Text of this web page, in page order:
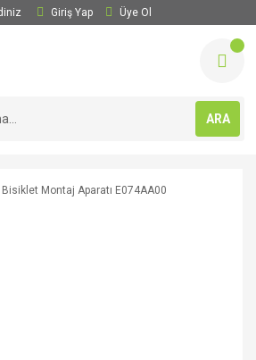
Giriş Yap Üye Ol
ARA